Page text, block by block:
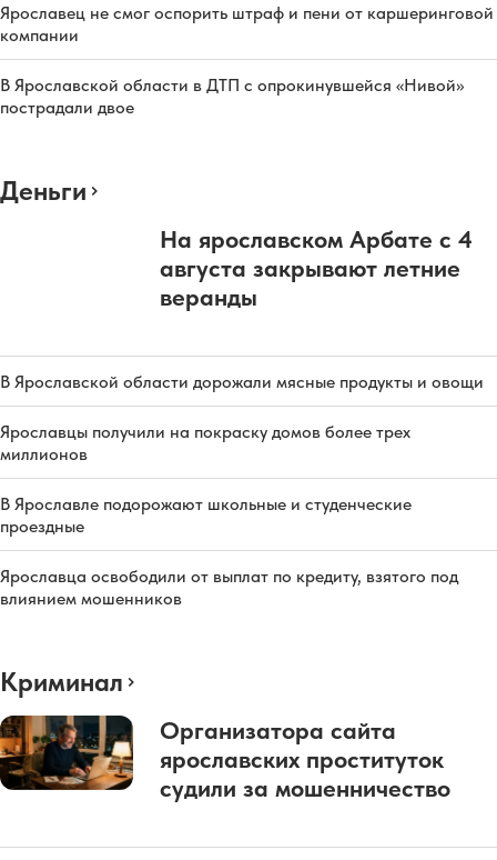
Ярославец не смог оспорить штраф и пени от каршеринговой
компании
В Ярославской области в ДТП с опрокинувшейся «Нивой»
пострадали двое
Деньги
На ярославском Арбате с 4
августа закрывают летние
веранды
В Ярославской области дорожали мясные продукты и овощи
Ярославцы получили на покраску домов более трех
миллионов
В Ярославле подорожают школьные и студенческие
проездные
Ярославца освободили от выплат по кредиту, взятого под
влиянием мошенников
Криминал
Организатора сайта
ярославских проституток
судили за мошенничество